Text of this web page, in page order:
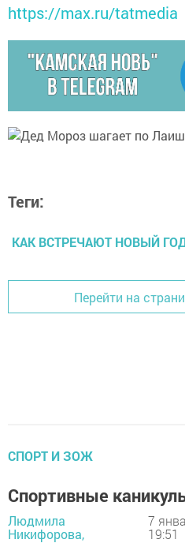
https://max.ru/tatmedia
Теги:
КАК ВСТРЕЧАЮТ НОВЫЙ
Перейти на
СПОРТ И ЗОЖ
Спортивные
Людмила
Никифорова,
7
19:51